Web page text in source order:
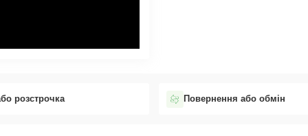
розстрочка Повернення або обмін